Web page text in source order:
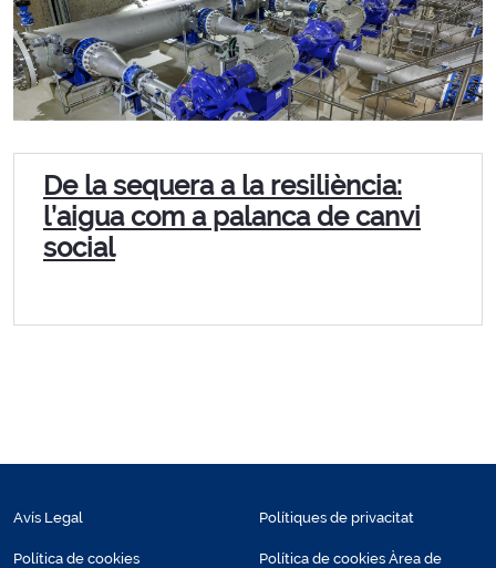
De la sequera a la resiliència:
l’aigua com a palanca de canvi
social
Avís Legal
Política de cookies
Polítiques de privacitat
Política de cookies Àrea de